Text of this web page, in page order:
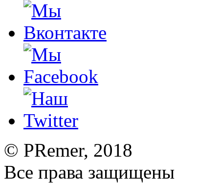
© PRemer, 2018
Все права защищены